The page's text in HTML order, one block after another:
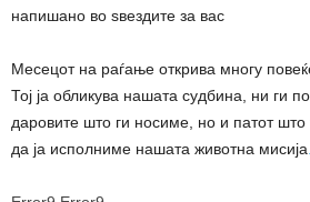
напишано во ѕвездите за вас
Месецот на раѓање открива многу
Тој ја обликува нашата судбина, ни ги
даровите што ги носиме, но и патот
да ја исполниме нашата животна мисија.